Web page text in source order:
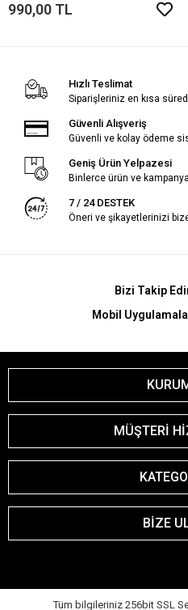
990,00 TL
Hızlı Teslimat
Siparişleriniz en kısa
Güvenli Alışveriş
Güvenli ve kolay ödeme
Geniş Ürün Yelpazesi
Binlerce ürün ve
7 / 24 DESTEK
Öneri ve şikayetlerinizi
Bizi Takip
Mobil
MÜŞTERİ
BİZE
Tüm bilgileriniz 256bit SSL